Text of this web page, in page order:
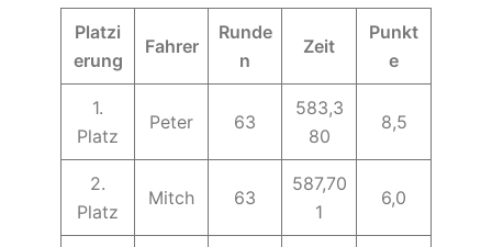
Platzi
erung
Fahrer
Runde
n
Zeit
Punkt
e
1.
Platz
Peter 63
583,3
80
8,5
2.
Platz
Mitch 63
587,70
1
6,0